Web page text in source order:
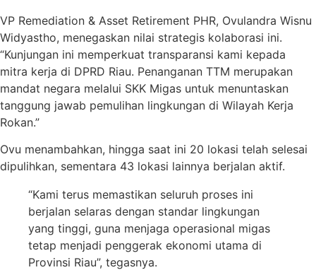
VP Remediation & Asset Retirement PHR, Ovulandra Wisnu
Widyastho, menegaskan nilai strategis kolaborasi ini.
“Kunjungan ini memperkuat transparansi kami kepada
mitra kerja di DPRD Riau. Penanganan TTM merupakan
mandat negara melalui SKK Migas untuk menuntaskan
tanggung jawab pemulihan lingkungan di Wilayah Kerja
Rokan.”
Ovu menambahkan, hingga saat ini 20 lokasi telah selesai
dipulihkan, sementara 43 lokasi lainnya berjalan aktif.
“Kami terus memastikan seluruh proses ini
berjalan selaras dengan standar lingkungan
yang tinggi, guna menjaga operasional migas
tetap menjadi penggerak ekonomi utama di
Provinsi Riau”, tegasnya.